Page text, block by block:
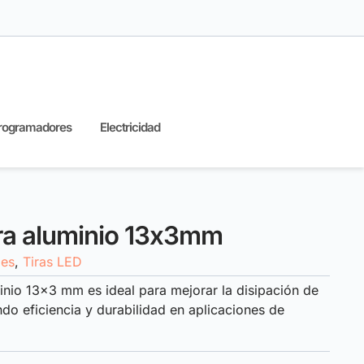
Electricidad
aluminio 13x3mm
, Tiras LED
13×3 mm es ideal para mejorar la disipación de
eficiencia y durabilidad en aplicaciones de